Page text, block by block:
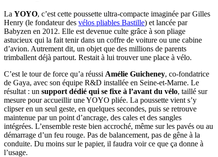
La YOYO, c’est cette poussette ultra-compacte imaginée par Gilles
Henry (le fondateur des vélos pliables Bastille) et lancée par
Babyzen en 2012. Elle est devenue culte grâce à son pliage
astucieux qui la fait tenir dans un coffre de voiture ou une cabine
d’avion. Autrement dit, un objet que des millions de parents
trimballent déjà partout. Restait à lui trouver une place à vélo.
C’est le tour de force qu’a réussi Amélie Guicheney, co-fondatrice
de Gaya, avec son équipe R&D installée en Seine-et-Marne. Le
résultat : un support dédié qui se fixe à l’avant du vélo, taillé sur
mesure pour accueillir une YOYO pliée. La poussette vient s’y
clipser en un seul geste, en quelques secondes, puis se retrouve
maintenue par un point d’ancrage, des cales et des sangles
intégrées. L’ensemble reste bien accroché, même sur les pavés ou au
démarrage d’un feu rouge. Pas de balancement, pas de gêne à la
conduite. Du moins sur le papier, il faudra voir ce que ça donne à
l’usage.